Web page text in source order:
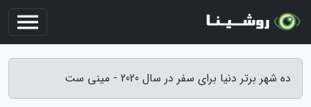
ده شهر برتر دنیا برای سفر در سال 2020 - مینی ست